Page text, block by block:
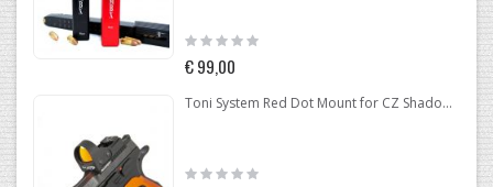
Rating:
€ 99,00
Toni System Red Dot Mount for CZ Shadow 2 Optic Ready
Rating: